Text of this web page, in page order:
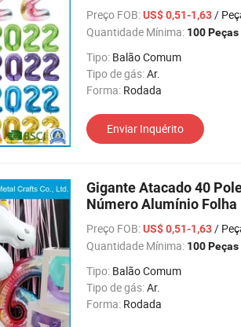
Preço FOB:US$ 0,51-1,63/
Quantidade Mínima: 100 Peças
Tipo: Balão Comum
Tipo de gás:Ar.
Forma: Rodada
Enviar Inquérito
Gigante Atacado 40
Número Alumínio
Preço FOB:US$ 0,51-1,63/
Quantidade Mínima: 100 Peças
Tipo: Balão Comum
Tipo de gás:Ar.
Forma: Rodada